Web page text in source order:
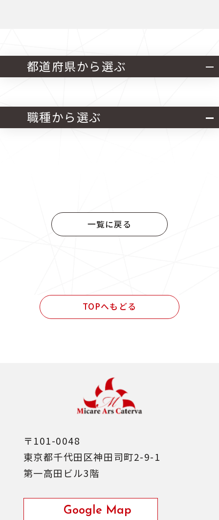
都道府県から選ぶ
北海道・東北 関東
職種から選ぶ
官公庁発注 設計・施工管理業務
民間発注 設計・施工管理業務
一覧に戻る
TOPへもどる
〒101-0048
東京都千代田区神田司町2-9-1
第一高田ビル3階
Google Map